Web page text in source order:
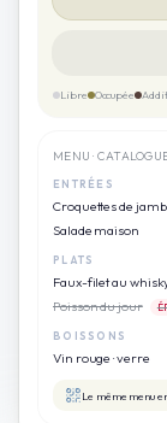
Libre Occupée
MENU ·
ENTRÉES
Croquettes de
Salade maison
PLATS
Faux-filet au
Poisson du jour
BOISSONS
Vin rouge · verre
Le même menu